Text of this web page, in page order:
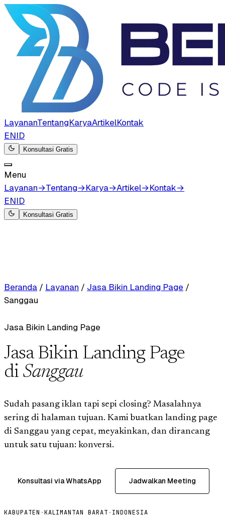
LayananTentangKaryaArtikelKontak
ENID
Konsultasi Gratis
Menu
Layanan→Tentang→Karya→Artikel→Kontak→
ENID
Konsultasi Gratis
Beranda / Layanan / Jasa Bikin Landing Page /
Sanggau
Jasa Bikin Landing Page
Jasa Bikin Landing Page
di Sanggau
Sudah pasang iklan tapi sepi closing? Masalahnya
sering di halaman tujuan. Kami buatkan landing page
di Sanggau yang cepat, meyakinkan, dan dirancang
untuk satu tujuan: konversi.
Konsultasi via WhatsApp Jadwalkan Meeting
KABUPATEN ·KALIMANTAN BARAT · INDONESIA